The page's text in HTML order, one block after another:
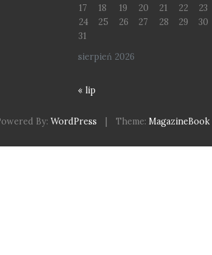
sierpień 2026
17
18 19 20 21 22
23
24
25 26 27 28 29
30
31
« lip
By: WordPress Theme: MagazineBook